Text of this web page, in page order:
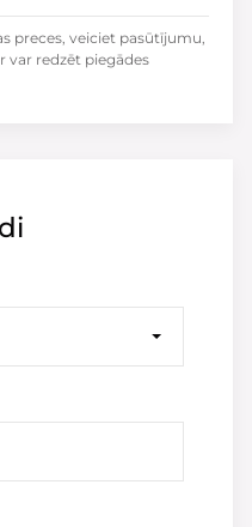
preces, veiciet pasūtījumu,
redzēt piegādes